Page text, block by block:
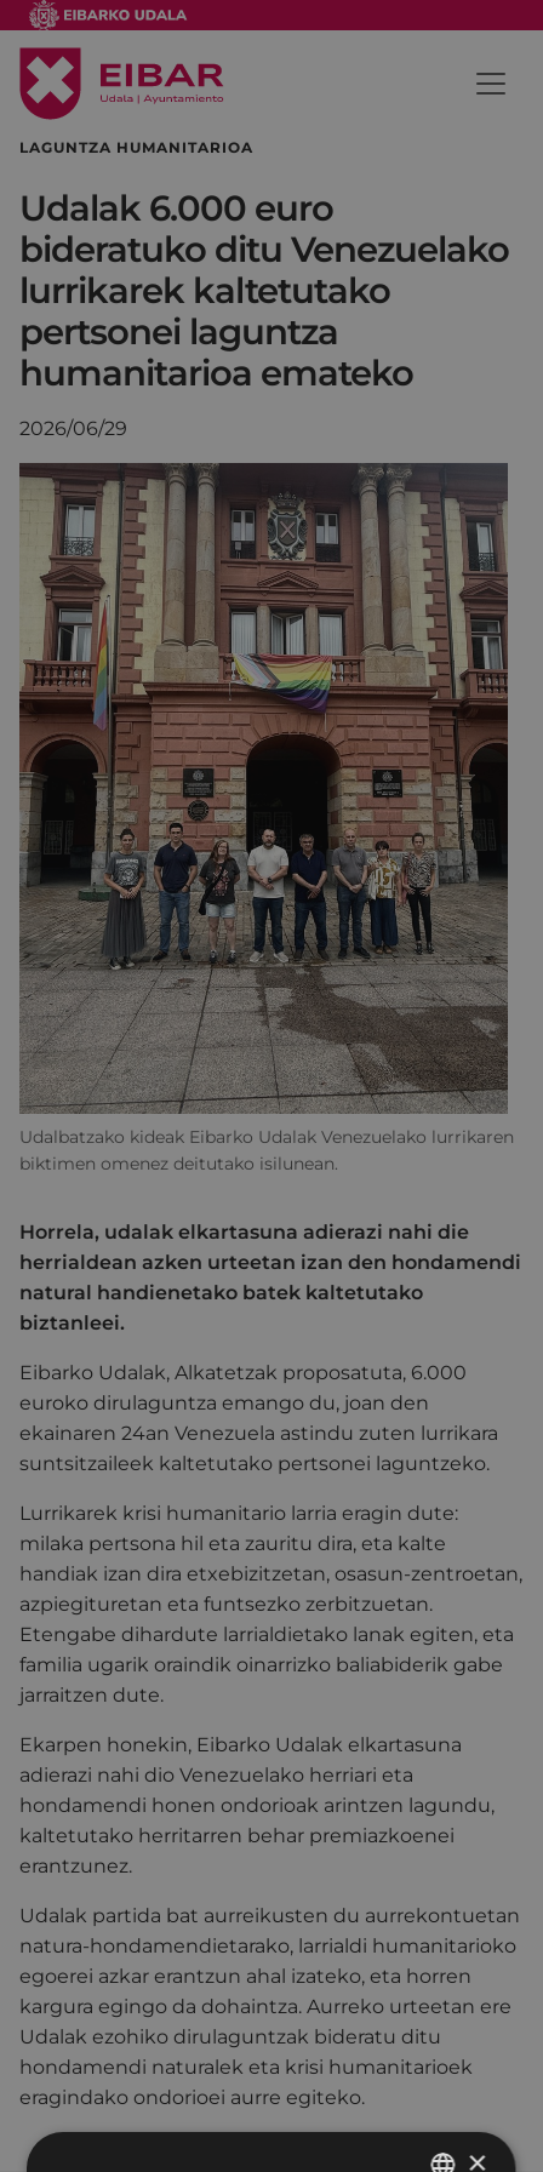
LAGUNTZA HUMANITARIOA
Udalak 6.000 euro
bideratuko ditu Venezuelako
lurrikarek kaltetutako
pertsonei laguntza
humanitarioa emateko
2026/06/29
Udalbatzako kideak Eibarko Udalak Venezuelako lurrikaren
biktimen omenez deitutako isilunean.
Horrela, udalak elkartasuna adierazi nahi die
herrialdean azken urteetan izan den hondamendi
natural handienetako batek kaltetutako
biztanleei.
Eibarko Udalak, Alkatetzak proposatuta, 6.000
euroko dirulaguntza emango du, joan den
ekainaren 24an Venezuela astindu zuten lurrikara
suntsitzaileek kaltetutako pertsonei laguntzeko.
Lurrikarek krisi humanitario larria eragin dute:
milaka pertsona hil eta zauritu dira, eta kalte
handiak izan dira etxebizitzetan, osasun-zentroetan,
azpiegituretan eta funtsezko zerbitzuetan.
Etengabe dihardute larrialdietako lanak egiten, eta
familia ugarik oraindik oinarrizko baliabiderik gabe
jarraitzen dute.
Ekarpen honekin, Eibarko Udalak elkartasuna
adierazi nahi dio Venezuelako herriari eta
hondamendi honen ondorioak arintzen lagundu,
kaltetutako herritarren behar premiazkoenei
erantzunez.
Udalak partida bat aurreikusten du aurrekontuetan
natura-hondamendietarako, larrialdi humanitarioko
egoerei azkar erantzun ahal izateko, eta horren
kargura egingo da dohaintza. Aurreko urteetan ere
Udalak ezohiko dirulaguntzak bideratu ditu
hondamendi naturalek eta krisi humanitarioek
eragindako ondorioei aurre egiteko.
×